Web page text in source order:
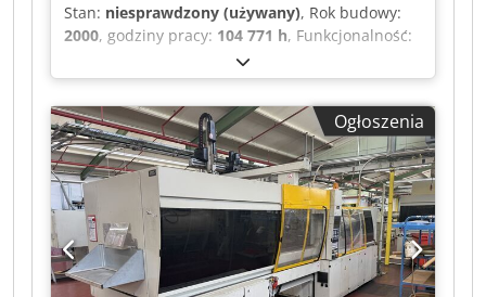
Stan: niesprawdzony (używany), Rok budowy:
2000, godziny pracy: 104 771 h, Funkcjonalność:
, numer maszyny/pojazdu:
42221, całkowita długość:8 000 mm, całkowita
szerokość:2 200 mm, całkowita wysokość:2 500
mm, masa całkowita:21 000 kg, w zestawie
robot liniowy Dodpfx Aaezrdl Ss Hewa Na
sprzedaż używana maszyna, pochodząca z
likwidacji zakładu. Sprzedaż odbywa się z
wyłączeniem wszelkiej odpowiedzialności za
wady materialne. Maszyna nie była sprawdzana,
ale do momentu likwidacji zakładu była w pełni
sprawna.
Ogłoszenia